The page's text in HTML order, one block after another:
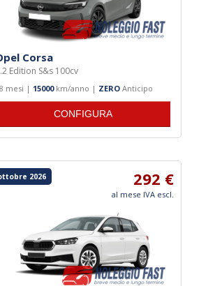
Corsa
Edition S&s 100cv
mesi | 15000km/anno | ZERO Anticipo
CONFIGURA
2026 292 €
al mese IVA escl.